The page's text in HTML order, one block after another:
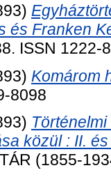
és Franken
ISSN 1222-
Komárom
8098
közül : II.
(1855-